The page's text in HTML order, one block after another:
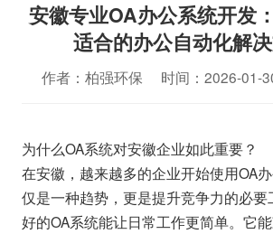
安徽专业OA办公系统开发
适合的办公自动化解
作者：柏强环保 时间：2026-
为什么OA系统对安徽企业如此重要？
在安徽，越来越多的企业开始使用OA
仅是一种趋势，更是提升竞争力的必要
好的OA系统能让日常工作更简单。它